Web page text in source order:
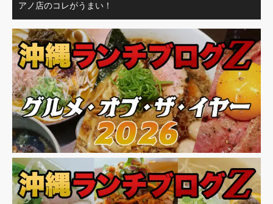
アノ店のコレがうまい！